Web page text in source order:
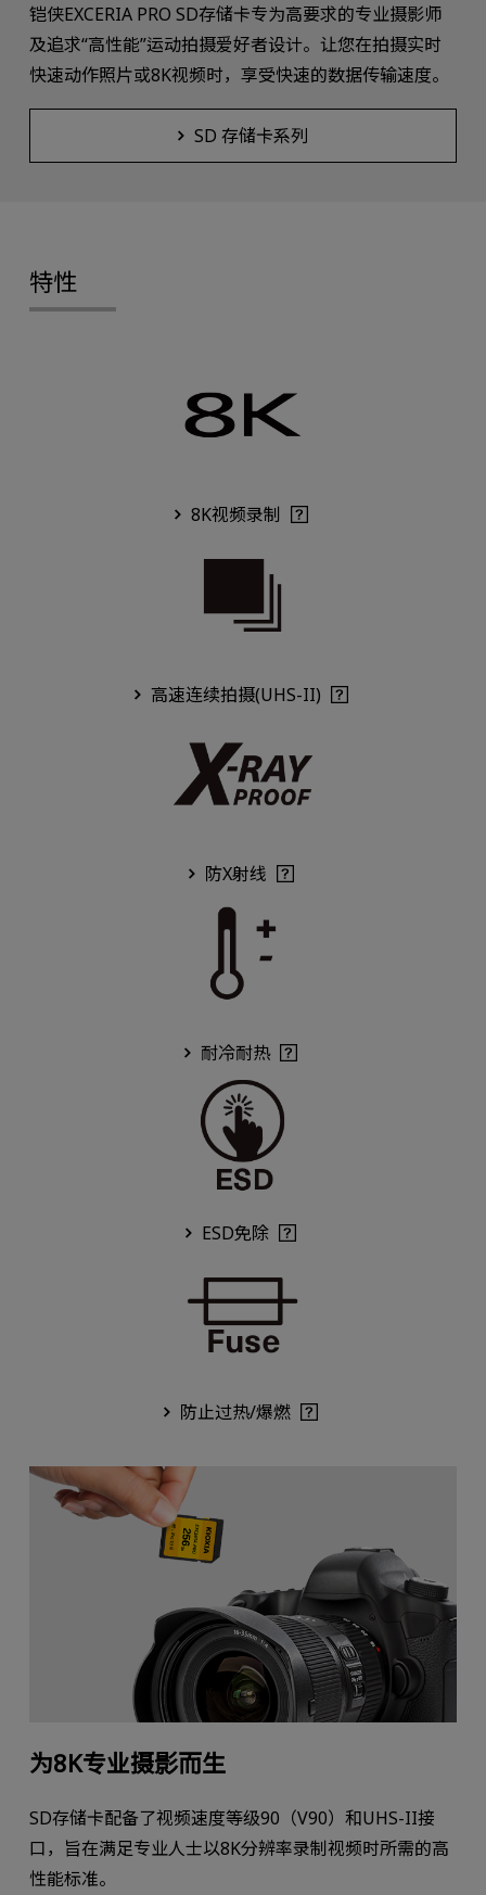
铠侠EXCERIA PRO SD存储卡专为高要求的专业摄影师
及追求“高性能”运动拍摄爱好者设计。让您在拍摄实时
快速动作照片或8K视频时，享受快速的数据传输速度。
SD 存储卡系列
特性
8K视频录制
高速连续拍摄(UHS-II)
防X射线
耐冷耐热
ESD免除
防止过热/爆燃
为8K专业摄影而生
SD存储卡配备了视频速度等级90（V90）和UHS-II接
口，旨在满足专业人士以8K分辨率录制视频时所需的高
性能标准。